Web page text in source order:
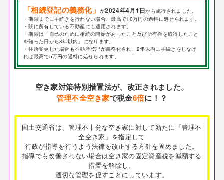
「相続登記の義務化」が2024年4月1日から施行されました。
・期限までに手続きを行わない場合、最高で10万円の過料に処せられます。
・既に所有している不動産にも適用されます。
・期限は「自己のために相続の開始があったこと及び所有権を取得したこと
を知った日から3年以内」になります。
・住所変更した場合も不動産登記が義務化され、2年以内に手続きをしなけ
れば最高で5万円の過料に処せられます。
空き家対策特別措置法が、改正されました。
管理不全空き家で税金6倍に！？
国土交通省は、管理不十分な空き家に対して新たに「管理不
全空き家」を指定して
行政が指導を行うよう法律を改正する方針を固めました。
指導でも改善されない場合は空き家の固定資産税を減額する
措置を解除し、
適切な管理を促すことにしています。